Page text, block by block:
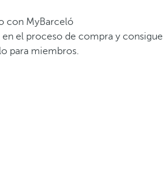
con MyBarceló
en el proceso de compra y consigue
para miembros.